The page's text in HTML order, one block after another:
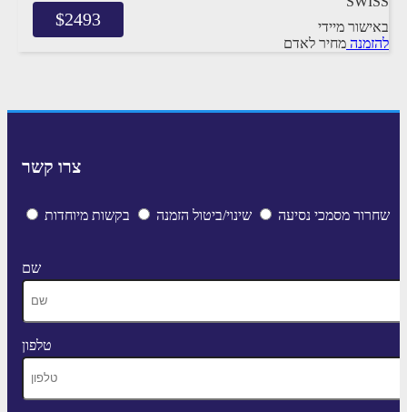
באישור מיידי
$2493
להזמנה מחיר לאדם
צרו קשר
שחרור מסמכי נסיעה שינוי/ביטול הזמנה בקשות מיוחדות
שם
טלפון